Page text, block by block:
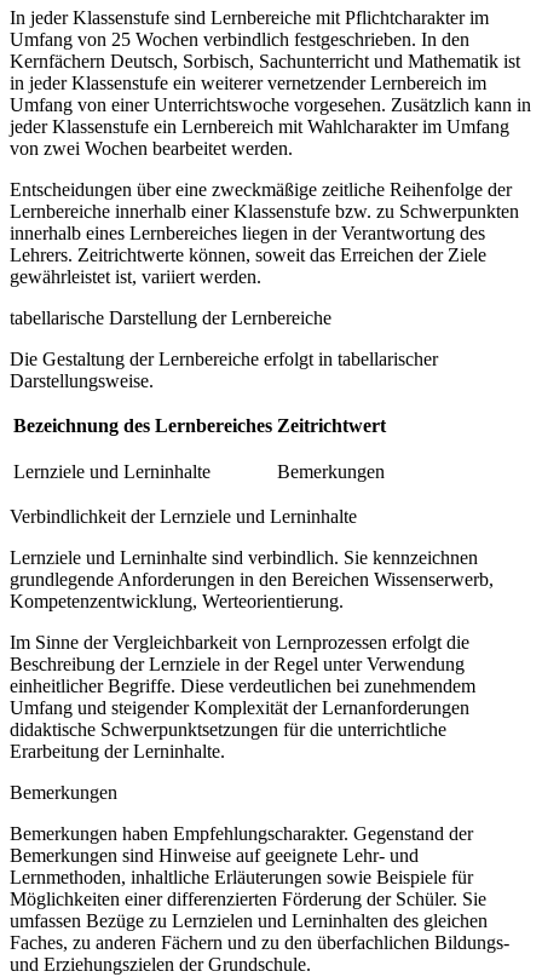
In jeder Klassenstufe sind Lernbereiche mit Pflichtcharakter im
Umfang von 25 Wochen verbindlich festgeschrieben. In den
Kernfächern Deutsch, Sorbisch, Sachunterricht und Mathematik ist
in jeder Klassenstufe ein weiterer vernetzender Lernbereich im
Umfang von einer Unterrichtswoche vorgesehen. Zusätzlich kann in
jeder Klassenstufe ein Lernbereich mit Wahlcharakter im Umfang
von zwei Wochen bearbeitet werden.
Entscheidungen über eine zweckmäßige zeitliche Reihenfolge der
Lernbereiche innerhalb einer Klassenstufe bzw. zu Schwerpunkten
innerhalb eines Lernbereiches liegen in der Verantwortung des
Lehrers. Zeitrichtwerte können, soweit das Erreichen der Ziele
gewährleistet ist, variiert werden.
tabellarische Darstellung der Lernbereiche
Die Gestaltung der Lernbereiche erfolgt in tabellarischer
Darstellungsweise.
Bezeichnung des Lernbereiches Zeitrichtwert
Lernziele und Lerninhalte Bemerkungen
Verbindlichkeit der Lernziele und Lerninhalte
Lernziele und Lerninhalte sind verbindlich. Sie kennzeichnen
grundlegende Anforderungen in den Bereichen Wissenserwerb,
Kompetenzentwicklung, Werteorientierung.
Im Sinne der Vergleichbarkeit von Lernprozessen erfolgt die
Beschreibung der Lernziele in der Regel unter Verwendung
einheitlicher Begriffe. Diese verdeutlichen bei zunehmendem
Umfang und steigender Komplexität der Lernanforderungen
didaktische Schwerpunktsetzungen für die unterrichtliche
Erarbeitung der Lerninhalte.
Bemerkungen
Bemerkungen haben Empfehlungscharakter. Gegenstand der
Bemerkungen sind Hinweise auf geeignete Lehr- und
Lernmethoden, inhaltliche Erläuterungen sowie Beispiele für
Möglichkeiten einer differenzierten Förderung der Schüler. Sie
umfassen Bezüge zu Lernzielen und Lerninhalten des gleichen
Faches, zu anderen Fächern und zu den überfachlichen Bildungs-
und Erziehungszielen der Grundschule.